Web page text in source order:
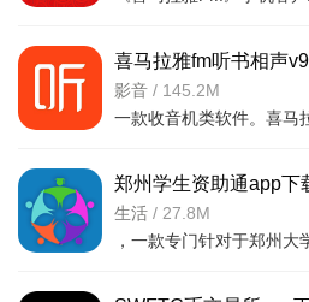
喜马拉雅fm听书相声
影音 / 145.2M
郑州学生资助通app下
新版
生活 / 27.8M